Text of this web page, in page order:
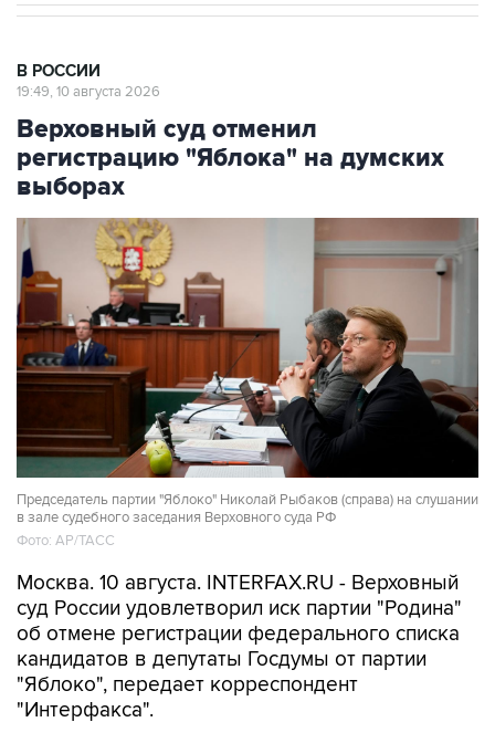
В РОССИИ
19:49, 10 августа 2026
Верховный суд отменил
регистрацию "Яблока" на думских
выборах
Председатель партии "Яблоко" Николай Рыбаков (справа) на слушании
в зале судебного заседания Верховного суда РФ
Фото: АР/ТАСС
Москва. 10 августа. INTERFAX.RU - Верховный
суд России удовлетворил иск партии "Родина"
об отмене регистрации федерального списка
кандидатов в депутаты Госдумы от партии
"Яблоко", передает корреспондент
"Интерфакса".